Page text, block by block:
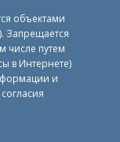
объектами
Запрещается
числе путем
в Интернете)
и